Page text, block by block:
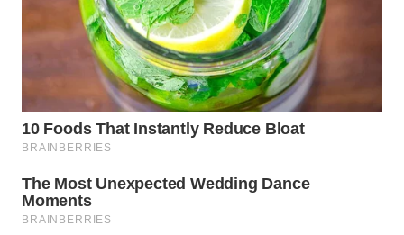
WN
MANDALIKA
WN
LIKUPANG
WN
WN
BORNEO